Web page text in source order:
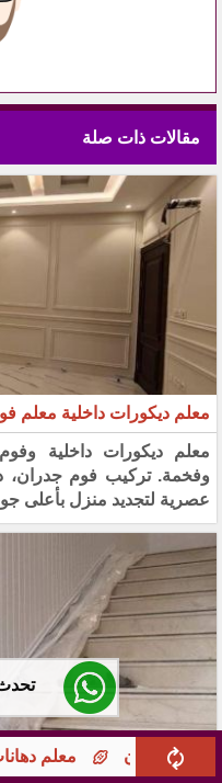
ومؤسسات بجدة – تشطيبات راقية
مقالات ذات صلة
معلم ديكورات داخلية معلم
معلم ديكورات داخلية
وفخمة. تركيب فوم جدران،
عصرية لتجديد منزل بأعلى
ديكورات فوم في جدة